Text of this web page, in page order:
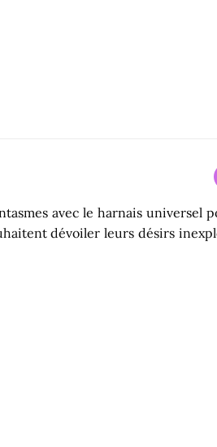
avec le harnais
dévoiler leurs désirs